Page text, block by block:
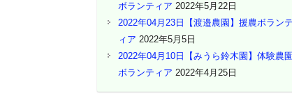
ボランティア 2022年5月22日
2022年04月23日【渡邉農園】援農ボランテ
ィア 2022年5月5日
2022年04月10日【みうら鈴木園】体験農園
ボランティア 2022年4月25日